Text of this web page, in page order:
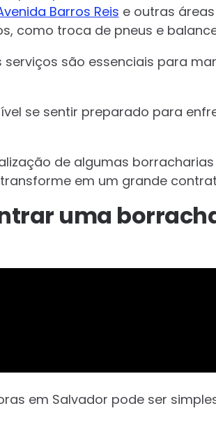
Barros Reis e outras
como troca de pneus e
são essenciais para
se sentir preparado para
de algumas
em um grande
uma
em Salvador pode ser